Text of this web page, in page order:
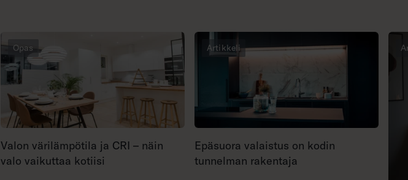
Opas
Valon värilämpötila ja CRI – näin
valo vaikuttaa kotiisi
Artikkeli
Epäsuora valaistus on kodin
tunnelman rakentaja